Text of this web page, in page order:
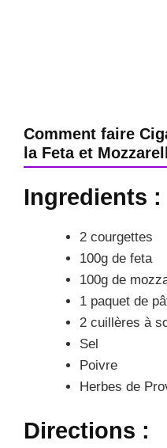
Comment faire
la Feta et
Ingredients :
2 courgettes
100g de feta
100g de
1 paquet de
2 cuillères à
Sel
Poivre
Herbes de
Directions :